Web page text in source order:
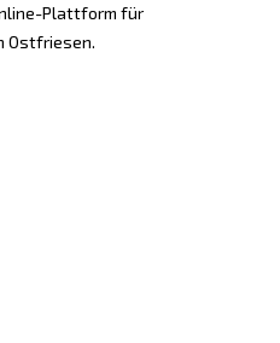
Plattform für
Ostfriesen.